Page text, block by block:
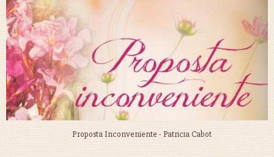
Proposta Inconveniente - Patricia Cabot